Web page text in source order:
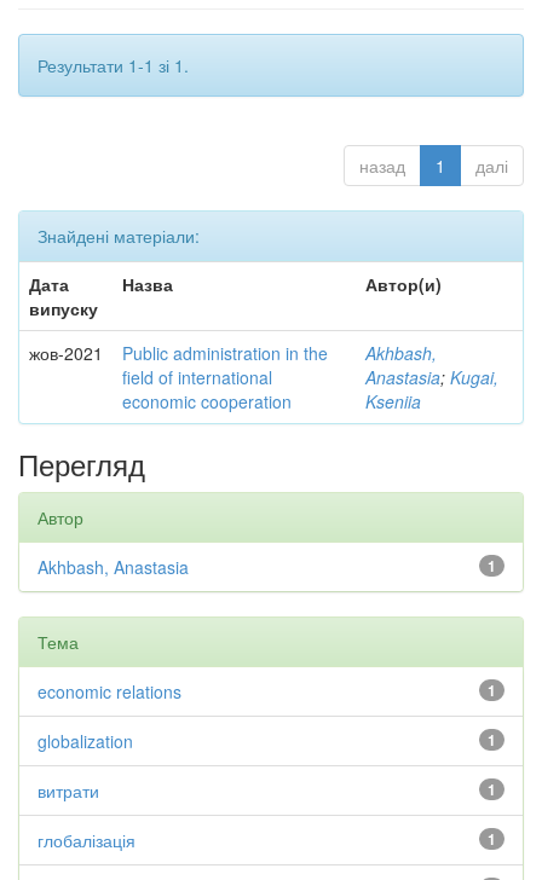
Результати 1-1 зі 1.
назад 1 далі
Знайдені матеріали:
Дата
випуску
Назва Автор(и)
жов-2021
Public administration in the
field of international
economic cooperation
Akhbash,
Anastasia; Kugai,
Kseniia
Перегляд
Автор
1
Akhbash, Anastasia
Тема
1
economic relations
1
globalization
1
витрати
1
глобалізація